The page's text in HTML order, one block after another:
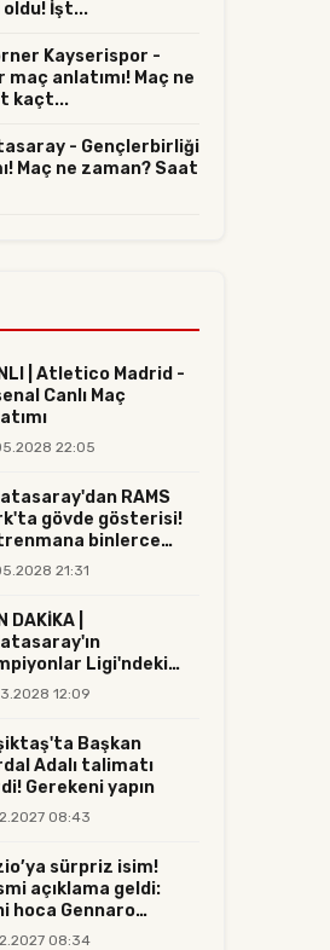
İşt...
Kayserispor -
anlatımı! Maç ne
kaçt...
- Gençlerbirliği
Maç ne zaman? Saat
| Atletico Madrid -
Canlı Maç
22:05
RAMS
gövde gösterisi!
binlerce
21:31
DAKİKA |
Ligi'ndeki
resmen belli...
12:09
Başkan
Adalı talimatı
Gerekeni yapın
08:43
sürpriz isim!
açıklama geldi:
hoca Gennaro
08:34